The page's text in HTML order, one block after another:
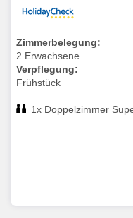
Zimmerbelegung:
2 Erwachsene
Verpflegung:
Frühstück
1x Doppelzimmer